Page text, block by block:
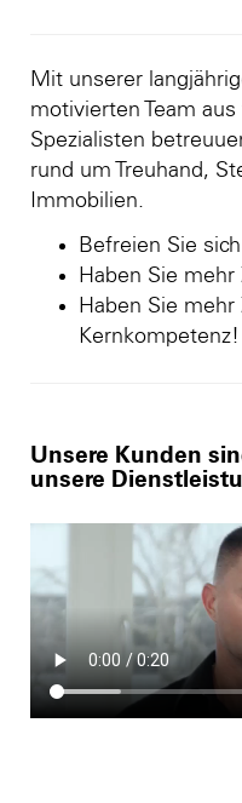
Mit unserer
motivierten Team
Spezialisten
rund um Treuhand,
Immobilien.
Befreien Sie
Haben Sie
Haben Sie
Kernkompetenz!
Unsere Kunden
unsere